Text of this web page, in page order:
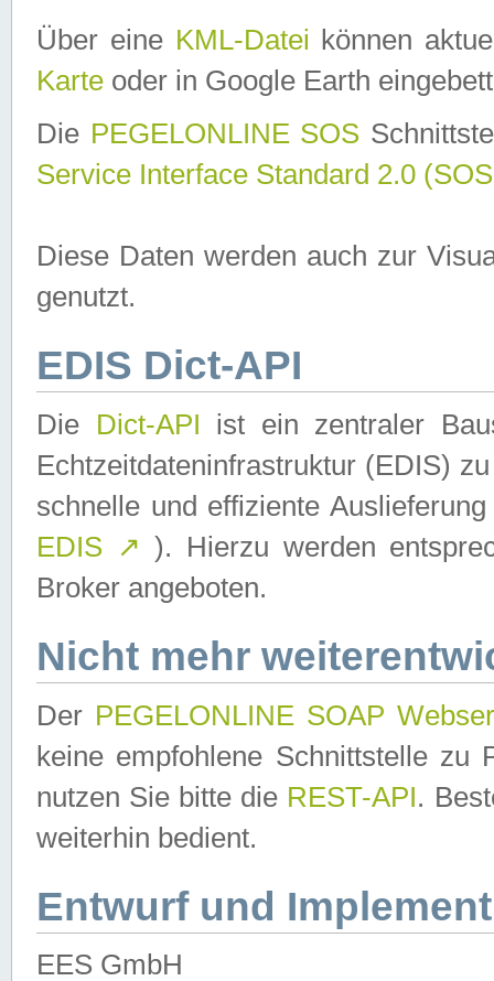
Über eine KML-Datei können
Karte oder in Google Earth
Die PEGELONLINE SOS
Service Interface Standard 2.0
Diese Daten werden auch zur
genutzt.
EDIS Dict-API
Die Dict-API ist ein zentraler
Echtzeitdateninfrastruktur (EDIS)
schnelle und effiziente
EDIS ↗ ). Hierzu werden
Broker angeboten.
Nicht mehr
Der PEGELONLINE SOAP
keine empfohlene Schnittstelle zu
nutzen Sie bitte die REST-API.
weiterhin bedient.
Entwurf und
EES GmbH